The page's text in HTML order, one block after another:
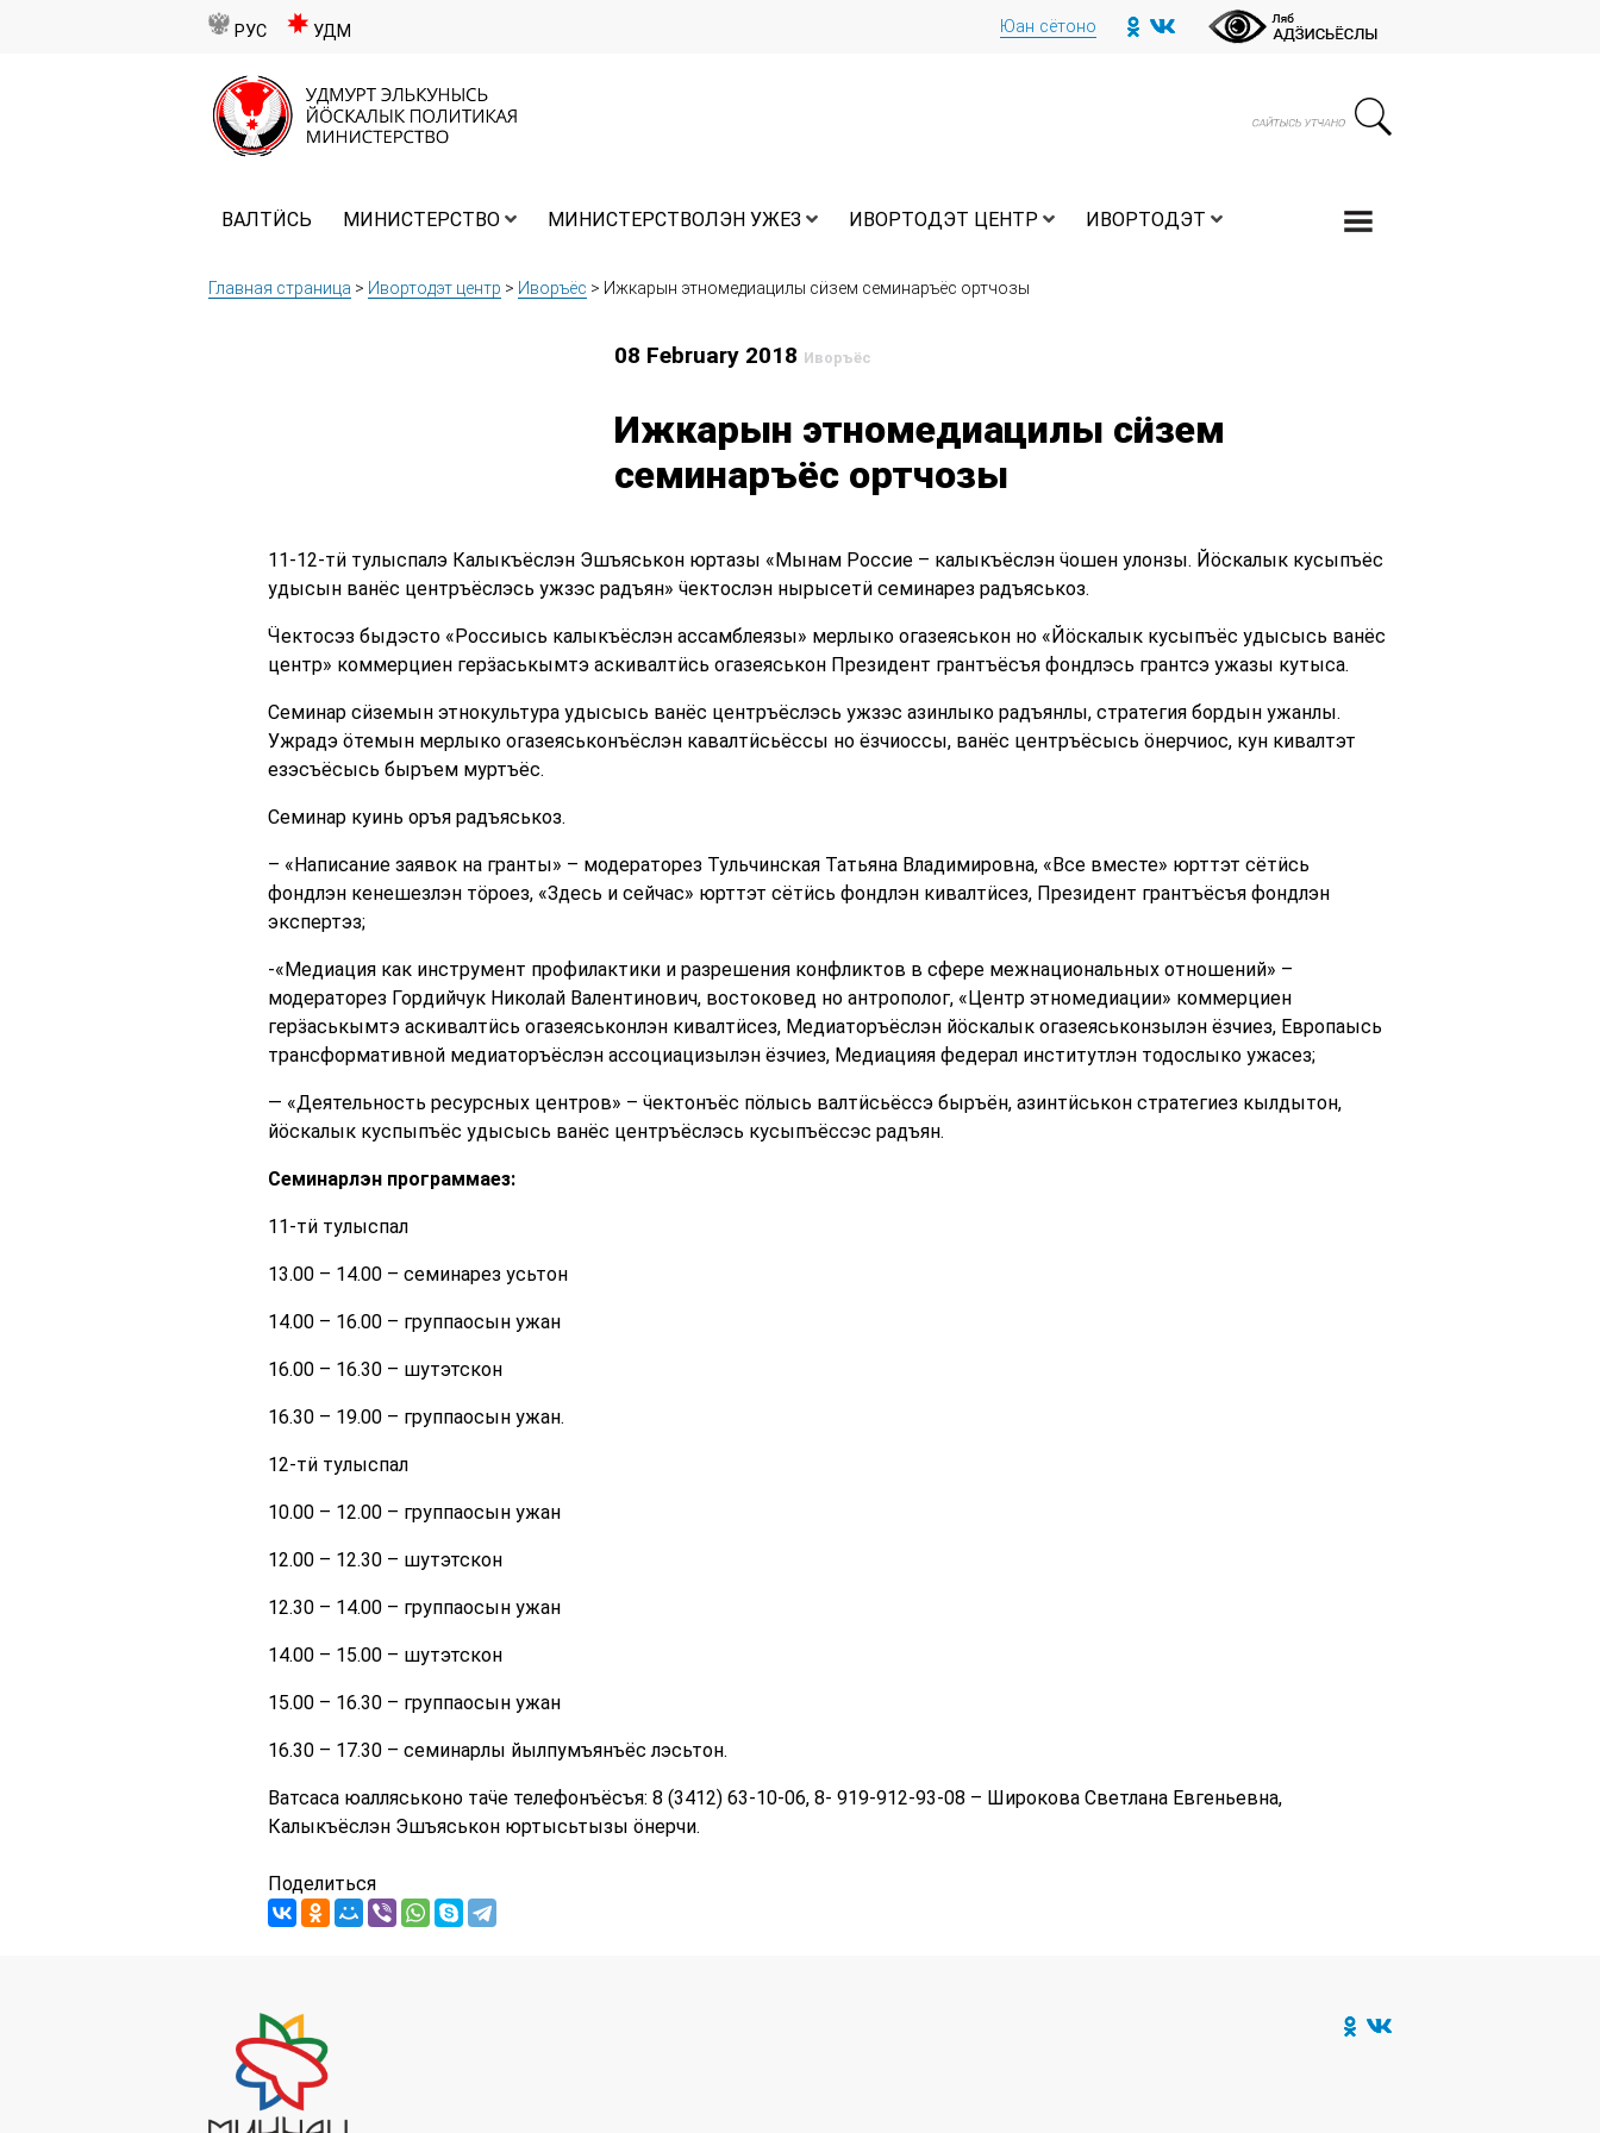
РУС УДМ Юан сётоно
ВАЛТӤСЬ МИНИСТЕРСТВО МИНИСТЕРСТВОЛЭН УЖЕЗ ИВОРТОДЭТ ЦЕНТР ИВОРТОДЭТ
Главная страница > Ивортодэт центр > Иворъёс > Ижкарын этномедиацилы сӥзем семинаръёс ортчозы
08 February 2018 Иворъёс
Ижкарын этномедиацилы сӥзем
семинаръёс ортчозы
11-12-тӥ тулыспалэ Калыкъёслэн Эшъяськон юртазы «Мынам Россие – калыкъёслэн ӵошен улонзы. Йӧскалык кусыпъёс
удысын ванёс центръёслэсь ужзэс радъян» ӵектослэн нырысетӥ семинарез радъяськоз.
Ӵектосэз быдэсто «Россиысь калыкъёслэн ассамблеязы» мерлыко огазеяськон но «Йӧскалык кусыпъёс удысысь ванёс
центр» коммерциен герӟаськымтэ аскивалтӥсь огазеяськон Президент грантъёсъя фондлэсь грантсэ ужазы кутыса.
Семинар сӥземын этнокультура удысысь ванёс центръёслэсь ужзэс азинлыко радъянлы, стратегия бордын ужанлы.
Ужрадэ ӧтемын мерлыко огазеяськонъёслэн кавалтӥсьёссы но ёзчиоссы, ванёс центръёсысь ӧнерчиос, кун кивалтэт
езэсъёсысь быръем муртъёс.
Семинар куинь оръя радъяськоз.
– «Написание заявок на гранты» – модераторез Тульчинская Татьяна Владимировна, «Все вместе» юрттэт сётӥсь
фондлэн кенешезлэн тӧроез, «Здесь и сейчас» юрттэт сётӥсь фондлэн кивалтӥсез, Президент грантъёсъя фондлэн
экспертэз;
-«Медиация как инструмент профилактики и разрешения конфликтов в сфере межнациональных отношений» –
модераторез Гордийчук Николай Валентинович, востоковед но антрополог, «Центр этномедиации» коммерциен
герӟаськымтэ аскивалтӥсь огазеяськонлэн кивалтӥсез, Медиаторъёслэн йӧскалык огазеяськонзылэн ёзчиез, Европаысь
трансформативной медиаторъёслэн ассоциацизылэн ёзчиез, Медиацияя федерал институтлэн тодослыко ужасез;
— «Деятельность ресурсных центров» – ӵектонъёс пӧлысь валтӥсьёссэ быръён, азинтӥськон стратегиез кылдытон,
йӧскалык куспыпъёс удысысь ванёс центръёслэсь кусыпъёссэс радъян.
Семинарлэн программаез:
11-тӥ тулыспал
13.00 – 14.00 – семинарез усьтон
14.00 – 16.00 – группаосын ужан
16.00 – 16.30 – шутэтскон
16.30 – 19.00 – группаосын ужан.
12-тӥ тулыспал
10.00 – 12.00 – группаосын ужан
12.00 – 12.30 – шутэтскон
12.30 – 14.00 – группаосын ужан
14.00 – 15.00 – шутэтскон
15.00 – 16.30 – группаосын ужан
16.30 – 17.30 – семинарлы йылпумъянъёс лэсьтон.
Ватсаса юалляськоно таӵе телефонъёсъя: 8 (3412) 63-10-06, 8- 919-912-93-08 – Широкова Светлана Евгеньевна,
Калыкъёслэн Эшъяськон юртысьтызы ӧнерчи.
Поделиться